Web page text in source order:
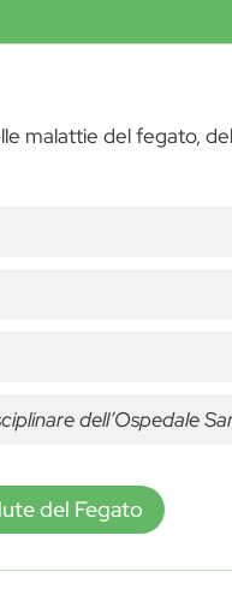
malattie del fegato,
dell’Ospedale
del Fegato